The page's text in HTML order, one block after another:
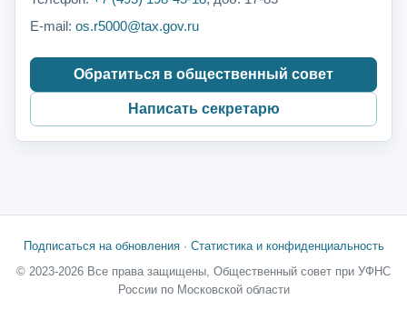
E-mail: os.r5000@tax.gov.ru
Обратиться в общественный совет
Написать секретарю
Подписаться на обновления· Статистика и конфиденциальность
© 2023-2026 Все права защищены, Общественный совет при УФНС
России по Московской области